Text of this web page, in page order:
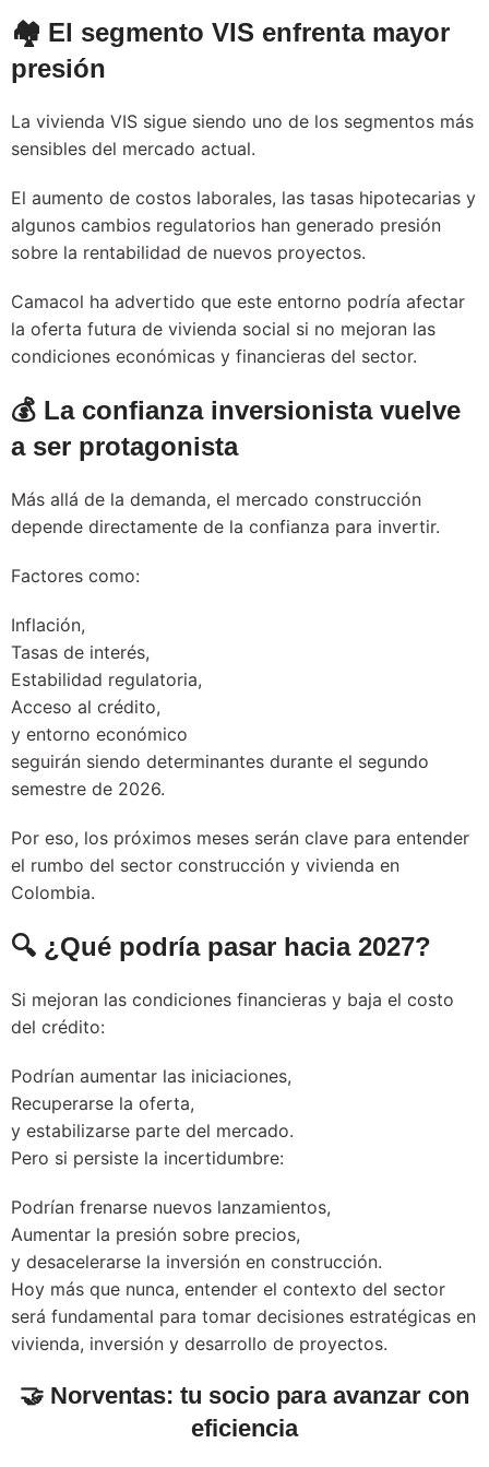
🏘️ El segmento VIS enfrenta mayor
presión
La vivienda VIS sigue siendo uno de los segmentos más
sensibles del mercado actual.
El aumento de costos laborales, las tasas hipotecarias y
algunos cambios regulatorios han generado presión
sobre la rentabilidad de nuevos proyectos.
Camacol ha advertido que este entorno podría afectar
la oferta futura de vivienda social si no mejoran las
condiciones económicas y financieras del sector.
💰 La confianza inversionista vuelve
a ser protagonista
Más allá de la demanda, el mercado construcción
depende directamente de la confianza para invertir.
Factores como:
Inflación,
Tasas de interés,
Estabilidad regulatoria,
Acceso al crédito,
y entorno económico
seguirán siendo determinantes durante el segundo
semestre de 2026.
Por eso, los próximos meses serán clave para entender
el rumbo del sector construcción y vivienda en
Colombia.
🔍 ¿Qué podría pasar hacia 2027?
Si mejoran las condiciones financieras y baja el costo
del crédito:
Podrían aumentar las iniciaciones,
Recuperarse la oferta,
y estabilizarse parte del mercado.
Pero si persiste la incertidumbre:
Podrían frenarse nuevos lanzamientos,
Aumentar la presión sobre precios,
y desacelerarse la inversión en construcción.
Hoy más que nunca, entender el contexto del sector
será fundamental para tomar decisiones estratégicas en
vivienda, inversión y desarrollo de proyectos.
🤝 Norventas: tu socio para avanzar con
eficiencia